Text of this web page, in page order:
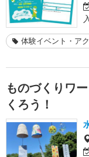
体験イベント・ア
ものづくりワ
くろう！